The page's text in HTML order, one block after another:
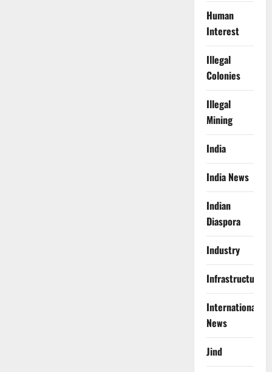
Human
Interest
Illegal
Colonies
Illegal
Mining
India
India News
Indian
Diaspora
Industry
Infrastructure
International
News
Jind